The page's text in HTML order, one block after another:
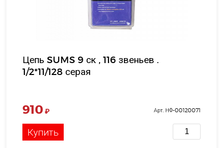
Цепь SUMS 9 ск , 116 звеньев .
1/2*11/128 серая
910 ₽ Арт. НФ-00120071
Купить